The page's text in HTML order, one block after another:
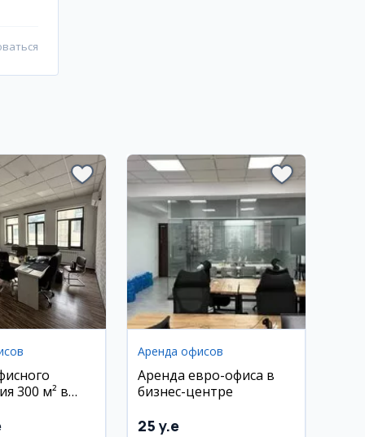
300 м² в
Аренда офисов
Аренда евро-офиса в
бизнес-центре
25 y.e